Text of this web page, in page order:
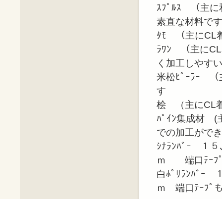
ｽﾌﾟﾙｽ （主に
素直な材料です
ﾀﾓ （主にCL
ﾗﾜﾝ （主にCL
く加工しやす
米松ﾋﾟｰﾗｰ （
す
桧 （主にCL
ﾊﾟｲﾝ集成材 (
での加工がで
ｼﾅﾗﾝﾊﾞｰ １５
ｍ 端口ﾃｰﾌﾟ
白ﾎﾟﾘﾗﾝﾊﾞｰ
ｍ 端口ﾃｰﾌﾟ